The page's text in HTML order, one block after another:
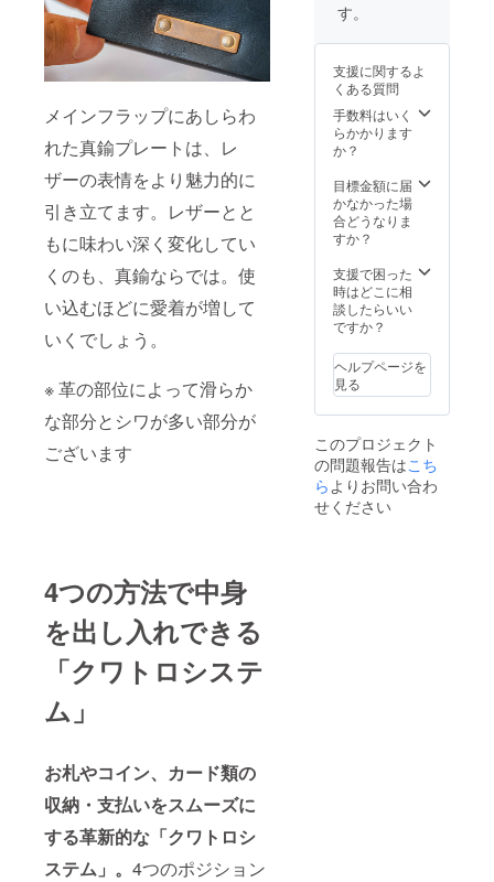
メインフラップにあしらわ
れた真鍮プレートは、レ
ザーの表情をより魅力的に
引き立てます。レザーとと
もに味わい深く変化してい
くのも、真鍮ならでは。使
い込むほどに愛着が増して
いくでしょう。
※ 革の部位によって滑らか
な部分とシワが多い部分が
ございます
4つの方法で中身
を出し入れできる
「クワトロシステ
ム」
お札やコイン、カード類の
収納・支払いをスムーズに
する革新的な「クワトロシ
ステム」。 4つのポジション
ことも
す。ご
希望の
方はリ
ターン
選択画
「左利
き用」
をお選
びくだ
す。
支援に関するよ
くある質問
手数料はいく
らかかります
か？
目標金額に届
かなかった場
合どうなりま
すか？
支援で困った
時はどこに相
談したらいい
ですか？
ヘルプページを
見る
このプロジェクト
の問題報告はこち
らよりお問い合わ
せください